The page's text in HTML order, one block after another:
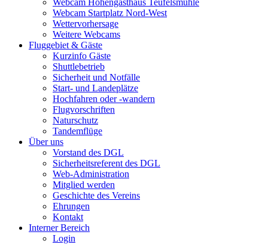
Webcam Höhengasthaus Teufelsmühle
Webcam Startplatz Nord-West
Wettervorhersage
Weitere Webcams
Fluggebiet & Gäste
Kurzinfo Gäste
Shuttlebetrieb
Sicherheit und Notfälle
Start- und Landeplätze
Hochfahren oder -wandern
Flugvorschriften
Naturschutz
Tandemflüge
Über uns
Vorstand des DGL
Sicherheitsreferent des DGL
Web-Administration
Mitglied werden
Geschichte des Vereins
Ehrungen
Kontakt
Interner Bereich
Login